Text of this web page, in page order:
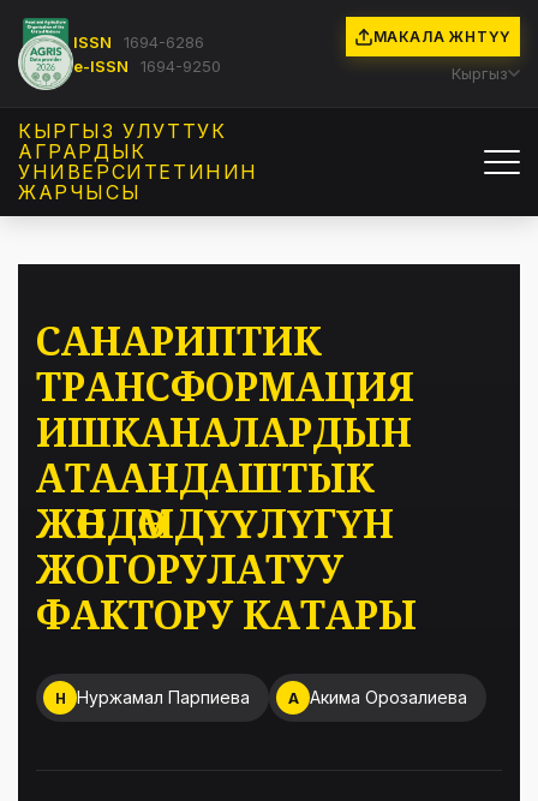
ISSN
1694-6286
e-ISSN
1694-9250
МАКАЛА ЖӨНӨТҮҮ
Кыргыз
КЫРГЫЗ УЛУТТУК
АГРАРДЫК
УНИВЕРСИТЕТИНИН
ЖАРЧЫСЫ
САНАРИПТИК
ТРАНСФОРМАЦИЯ
ИШКАНАЛАРДЫН
АТААНДАШТЫК
ЖӨНДӨМДҮҮЛҮГҮН
ЖОГОРУЛАТУУ
ФАКТОРУ КАТАРЫ
Н Нуржамал Парпиева А Акима Орозалиева